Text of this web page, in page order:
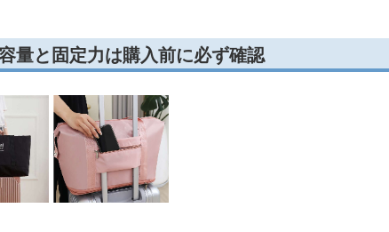
量と固定力は購入前に必ず確認